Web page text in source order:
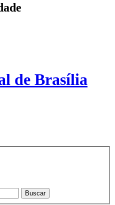
de Brasília
Buscar